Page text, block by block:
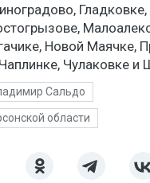
Новой Маячке,
Чулаковке и
Сальдо
области